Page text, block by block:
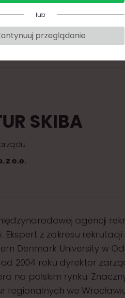
L Ł M O P R S T
SKIBA
z o.o.
agencji
Ekspert z zakresu
Denmark University w
2004 roku dyrektor
na polskim rynku.
we
lub
przeglądanie